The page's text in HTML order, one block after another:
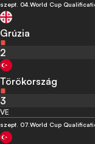
szept. 04. World Cup
Grúzia
2
Törökország
3
VE
szept. 07. World Cup